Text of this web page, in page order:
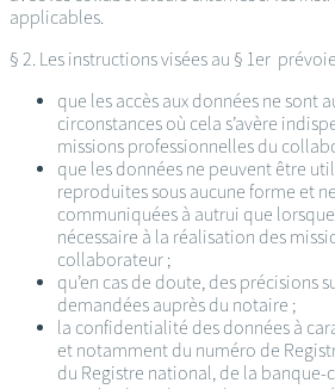
applicables.
§ 2. Les instructions visées au § 1er
que les accès aux données ne sont
circonstances où cela s’avère
missions professionnelles du
que les données ne peuvent être
reproduites sous aucune forme et
communiquées à autrui que
nécessaire à la réalisation des
collaborateur ;
qu’en cas de doute, des précisions
demandées auprès du notaire ;
la confidentialité des données à
et notamment du numéro de
du Registre national, de la banque-